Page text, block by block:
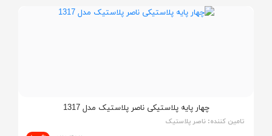
چهار پایه پلاستیکی ناصر پلاستیک مدل 1317
تامین کننده: ناصر پلاستیک